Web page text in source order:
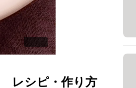
レシピ・作り方